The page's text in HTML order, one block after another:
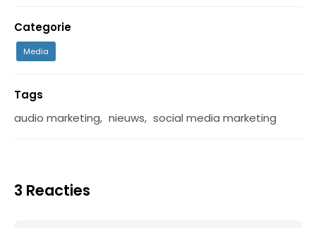
Categorie
Media
Tags
audio marketing, nieuws, social media marketing
3 Reacties